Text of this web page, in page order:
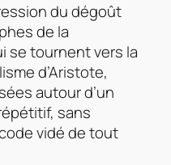
du dégoût
de la
se tournent vers la
d’Aristote,
autour d’un
sans
vidé de tout